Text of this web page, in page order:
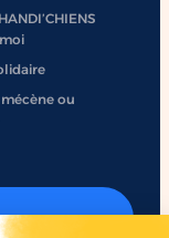
ou